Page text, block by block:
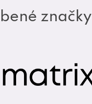
značky